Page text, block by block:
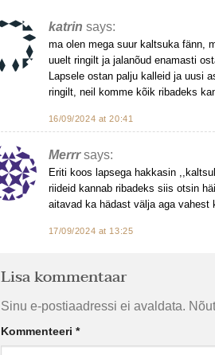
katrin says:
ma olen mega suur kaltsuka fänn,
uuelt ringilt ja jalanõud enamasti
Lapsele ostan palju kalleid ja uusi
ringilt, neil komme kõik ribadeks
16/09/2024 at 20:41
Merrr says:
Eriti koos lapsega hakkasin
riideid kannab ribadeks siis otsin
aitavad ka hädast välja aga vahest
17/09/2024 at 13:25
Lisa kommentaar
Sinu e-postiaadressi ei avaldata.
Kommenteeri *